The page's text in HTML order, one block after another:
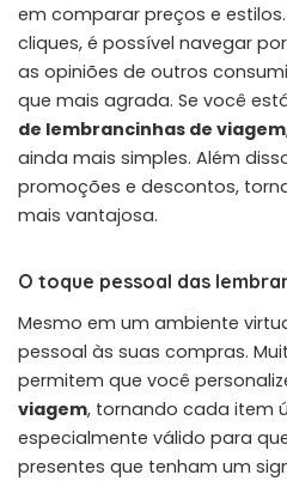
em comparar preços e
cliques, é possível navegar
as opiniões de outros
que mais agrada. Se você
de lembrancinhas de viagem
ainda mais simples. Além
promoções e descontos,
mais vantajosa.
O toque pessoal das
Mesmo em um ambiente
pessoal às suas compras.
permitem que você
viagem, tornando cada item
especialmente válido para
presentes que tenham um